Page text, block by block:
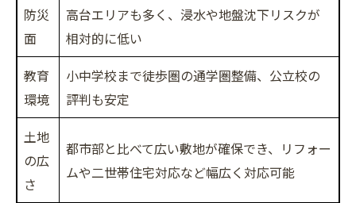
防災
面
高台エリアも多く、浸水や地盤沈下リスクが
相対的に低い
教育
環境
小中学校まで徒歩圏の通学圏整備、公立校の
評判も安定
土地
の広
さ
都市部と比べて広い敷地が確保でき、リフォー
ムや二世帯住宅対応など幅広く対応可能